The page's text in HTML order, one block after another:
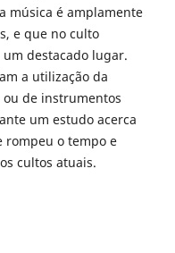
música é amplamente
e que no culto
destacado lugar.
a utilização da
ou de instrumentos
um estudo acerca
rompeu o tempo e
cultos atuais.